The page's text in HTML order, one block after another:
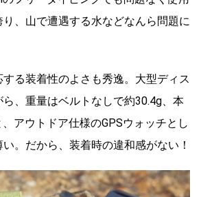
、山で遭遇する水などなんら問題に
る装着性のよさも秀逸。大型ディス
、重量はベルトなしで約30.4g、本
アウトドア仕様のGPSウォッチとし
。だから、装着時の違和感がない！